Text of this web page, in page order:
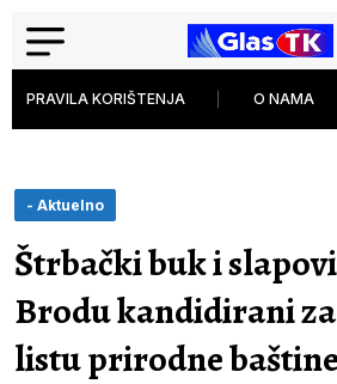
PRAVILA KORIŠTENJA O NAMA
- Aktuelno
Štrbački buk i
Brodu kandidirani za
listu prirodne baštine